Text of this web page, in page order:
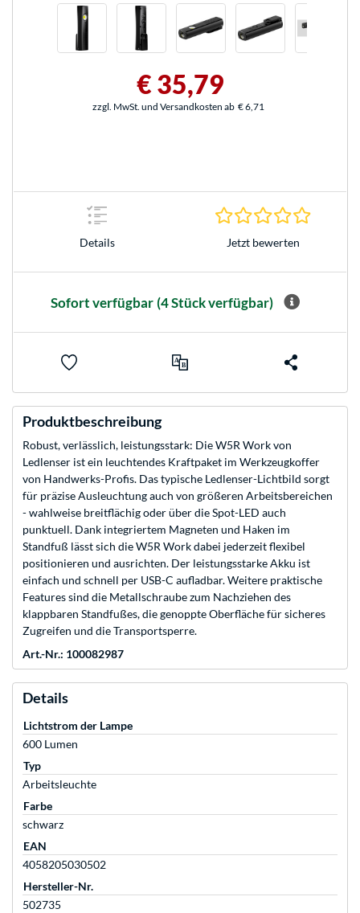
€ 35,79
zzgl. MwSt. und Versandkosten ab € 6,71
Details Jetzt bewerten
Sofort verfügbar (4 Stück verfügbar)
Produktbeschreibung
Robust, verlässlich, leistungsstark: Die W5R Work von
Ledlenser ist ein leuchtendes Kraftpaket im Werkzeugkoffer
von Handwerks-Profis. Das typische Ledlenser-Lichtbild sorgt
für präzise Ausleuchtung auch von größeren Arbeitsbereichen
- wahlweise breitflächig oder über die Spot-LED auch
punktuell. Dank integriertem Magneten und Haken im
Standfuß lässt sich die W5R Work dabei jederzeit flexibel
positionieren und ausrichten. Der leistungsstarke Akku ist
einfach und schnell per USB-C aufladbar. Weitere praktische
Features sind die Metallschraube zum Nachziehen des
klappbaren Standfußes, die genoppte Oberfläche für sicheres
Zugreifen und die Transportsperre.
Art.-Nr.: 100082987
Details
Lichtstrom der Lampe
600 Lumen
Typ
Arbeitsleuchte
Farbe
schwarz
EAN
4058205030502
Hersteller-Nr.
502735